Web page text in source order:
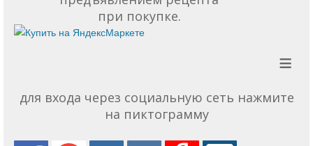
при покупке.
≡
для входа через социальную сеть нажмите
на пиктограмму